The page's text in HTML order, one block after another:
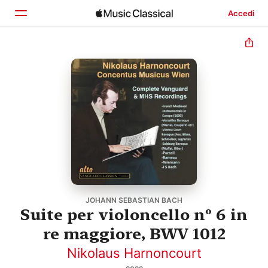
Accedi
JOHANN SEBASTIAN BACH
Suite per violoncello nº 6 in
re maggiore, BWV 1012
Nikolaus Harnoncourt